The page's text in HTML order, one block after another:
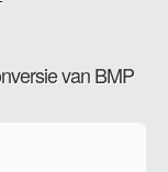
van BMP